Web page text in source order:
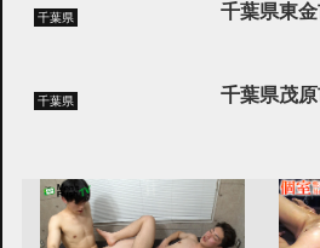
千葉県 千葉県東
千葉県 千葉県茂